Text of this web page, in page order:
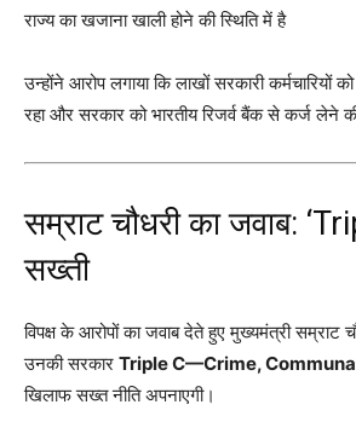
राज्य का खजाना खाली होने की स्थिति में है
उन्होंने आरोप लगाया कि लाखों सरकारी कर्मचारियों
रहा और सरकार को भारतीय रिजर्व बैंक से कर्ज लेने
सम्राट चौधरी का जवाब:
सख्ती
विपक्ष के आरोपों का जवाब देते हुए मुख्यमंत्री सम्राट
उनकी सरकार Triple C—Crime,
खिलाफ सख्त नीति अपनाएगी।